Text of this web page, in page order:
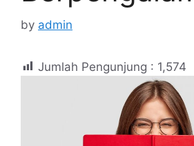
by admin
Jumlah Pengunjung : 1,574